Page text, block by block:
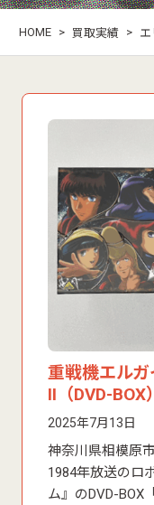
HOME > 買取実績 > エ
重戦機エルガ
II（DVD-BOX
2025年7月13日
神奈川県相模原
1984年放送のロ
ム』のDVD-BOX